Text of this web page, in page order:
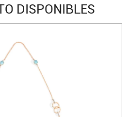
DISPONIBLES